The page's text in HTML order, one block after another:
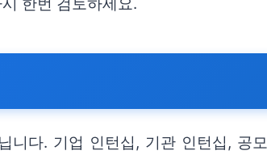
니다. 기업 인턴십, 기관 인턴십, 공